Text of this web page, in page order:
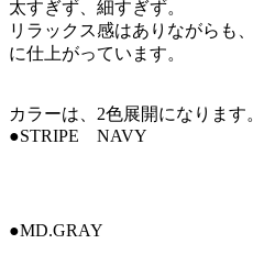
太すぎず、細すぎず。
リラックス感はありながらも
に仕上がっています。
カラーは、2色展開になります
●STRIPE NAVY
●MD.GRAY